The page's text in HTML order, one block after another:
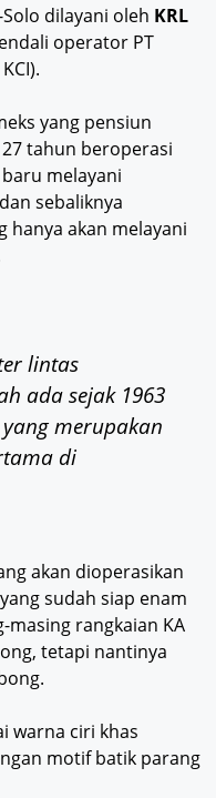
dilayani oleh KRL
operator PT
yang pensiun
tahun beroperasi
baru melayani
sebaliknya
hanya akan melayani
lintas
ada sejak 1963
merupakan
di
akan dioperasikan
sudah siap enam
masing rangkaian KA
tetapi nantinya
warna ciri khas
motif batik parang